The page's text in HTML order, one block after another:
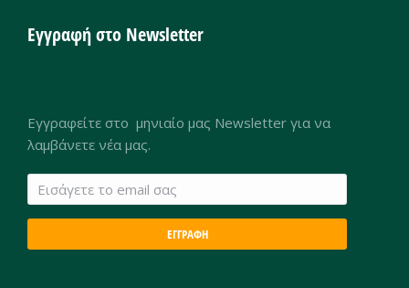
Εγγραφή στο Newsletter
Εγγραφείτε στο μηνιαίο μας Newsletter για να
λαμβάνετε νέα μας.
ΕΓΓΡΑΦΗ